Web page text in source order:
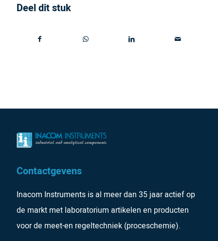
Deel dit stuk
Contactgevens
Inacom Instruments is al meer dan 35 jaar actief op
de markt met laboratorium artikelen en producten
voor de meet-en regeltechniek (proceschemie).